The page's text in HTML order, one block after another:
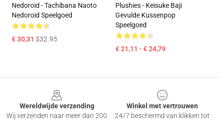
Nedoroid - Tachibana Naoto
Nedoroid Speelgoed
€ 30,31 $32.95
Plushies - Keisuke Baji
Gevulde Kussenpop
Speelgoed
€ 21,11 - € 24,79
Wereldwijde verzending
Wij verzenden naar meer dan 200
Winkel met vertrouwen
24/7 beschermd van klikken tot